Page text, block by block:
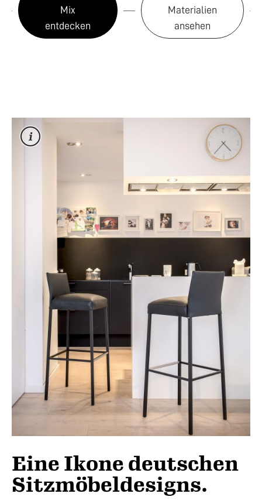
Mix
entdecken
Materialien
ansehen
Eine Ikone deutschen
Sitzmöbeldesigns.